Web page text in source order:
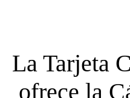
La Tarjeta
ofrece la